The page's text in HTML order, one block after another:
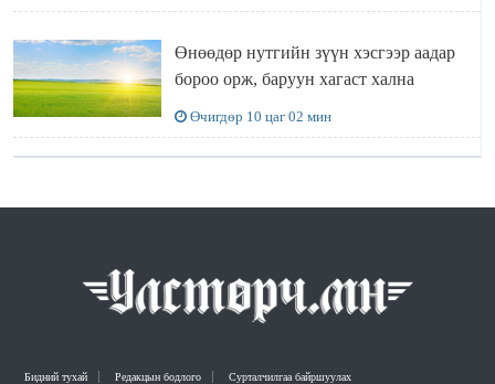
Өнөөдөр нутгийн зүүн хэсгээр аадар
бороо орж, баруун хагаст хална
Өчигдөр 10 цаг 02 мин
Бидний тухай Редакцын бодлого Сурталчилгаа байршуулах